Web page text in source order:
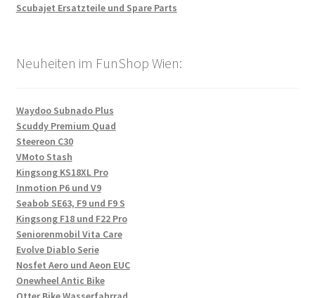
Scubajet Ersatzteile und Spare Parts
Neuheiten im FunShop Wien:
Waydoo Subnado Plus
Scuddy Premium Quad
Steereon C30
VMoto Stash
Kingsong KS18XL Pro
Inmotion P6 und V9
Seabob SE63, F9 und F9 S
Kingsong F18 und F22 Pro
Seniorenmobil Vita Care
Evolve Diablo Serie
Nosfet Aero und Aeon EUC
Onewheel Antic Bike